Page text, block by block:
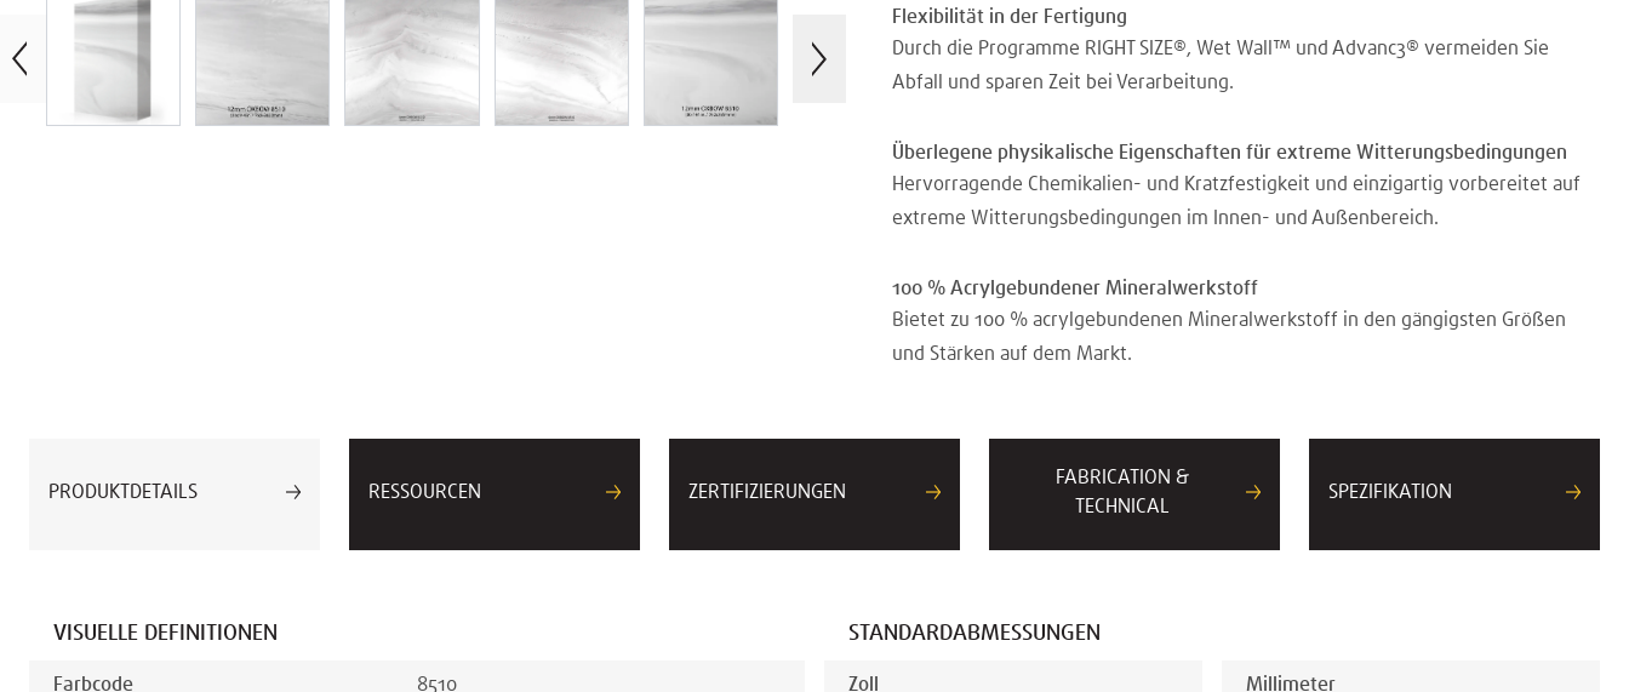
Flexibilität in der Fertigung
Durch die Programme RIGHT SIZE®, Wet Wall™ und Advanc3® vermeiden Sie
Abfall und sparen Zeit bei Verarbeitung.
Überlegene physikalische Eigenschaften für extreme Witterungsbedingungen
Hervorragende Chemikalien- und Kratzfestigkeit und einzigartig vorbereitet auf
extreme Witterungsbedingungen im Innen- und Außenbereich.
100 % Acrylgebundener Mineralwerkstoff
Bietet zu 100 % acrylgebundenen Mineralwerkstoff in den gängigsten Größen
und Stärken auf dem Markt.
PRODUKTDETAILS RESSOURCEN ZERTIFIZIERUNGEN
FABRICATION &
TECHNICAL
SPEZIFIKATION
VISUELLE DEFINITIONEN
Farbcode 8510
STANDARDABMESSUNGEN
Zoll Millimeter